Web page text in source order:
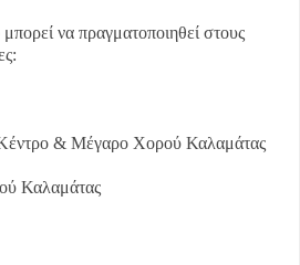
να πραγματοποιηθεί στους
& Μέγαρο Χορού Καλαμάτας
Καλαμάτας